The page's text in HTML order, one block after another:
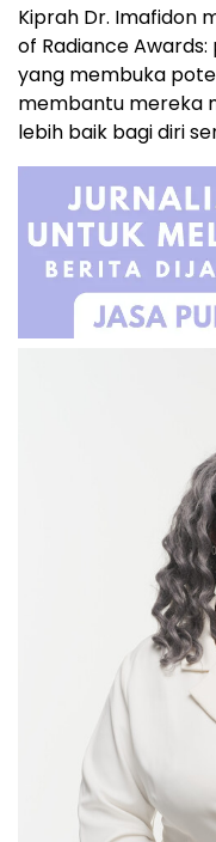
Kiprah Dr. Imafidon
of Radiance
yang membuka
membantu mereka
lebih baik bagi diri